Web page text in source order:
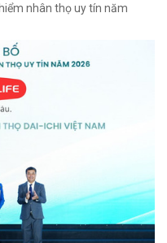
nhân thọ uy tín năm